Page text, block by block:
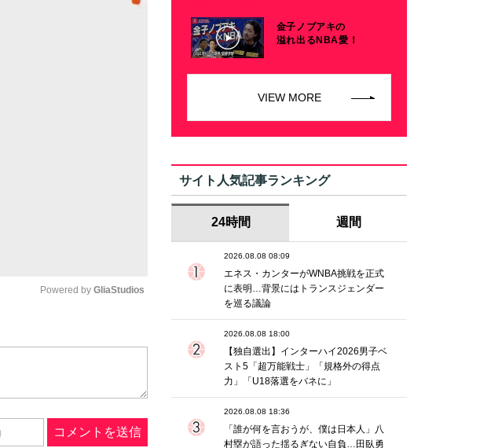
Powered by GliaStudios
金子ノブアキの
溢れ出るNBA愛！
VIEW MORE
サイト人気記事ランキング
24時間 週間
2026.08.08 08:09
エネス・カンターがWNBA挑戦を正式
に表明…背景にはトランスジェンダー
を巡る議論
2026.08.08 18:00
【独自選出】インターハイ2026男子ベ
スト5「超万能戦士」「規格外の得点
力」「U18落選をバネに」
2026.08.08 18:36
「誰が何を言おうが、僕は日本人」八
村塁が語った揺るぎない自負…田臥勇